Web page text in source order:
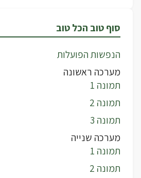
סוף טוב הכל טוב
הנפשות הפועלות
מערכה ראשונה
תמונה 1
תמונה 2
תמונה 3
מערכה שנייה
תמונה 1
תמונה 2